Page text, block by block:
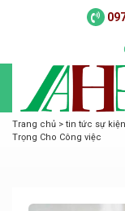
Trang chủ > tin tức sự kiện
Trọng Cho Công việc